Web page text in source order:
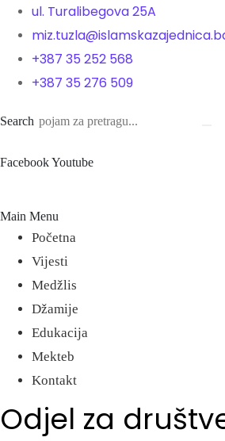
ul. Turalibegova 25A
+387 35 252 568
+387 35 276 509
Search
FacebookYoutube
Main Menu
Početna
Vijesti
Medžlis
Džamije
Edukacija
Mekteb
Kontakt
Odjel za